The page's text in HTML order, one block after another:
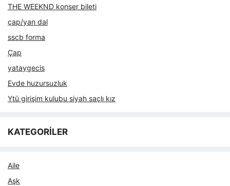
THE WEEKND konser bileti
çap/yan dal
sscb forma
Çap
yataygecis
Evde huzursuzluk
Ytü girişim kulubu siyah saçlı kız
KATEGORİLER
Aile
Aşk